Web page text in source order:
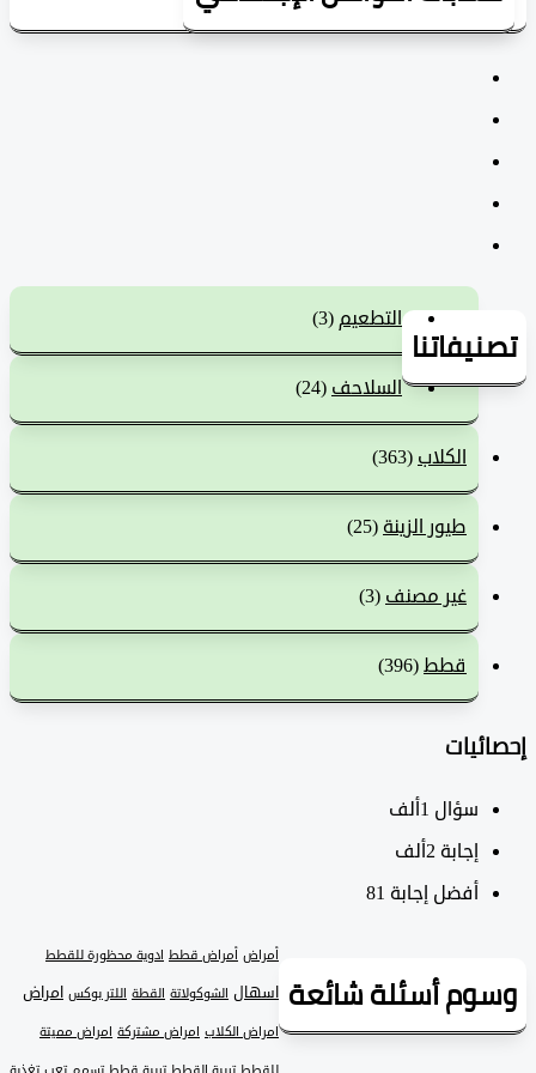
التطعيم(3)
السلاحف(24)
الكلاب(363)
طيور الزينة (25)
غير مصنف(3)
قطط (396)
سؤال1ألف
‫إجابة 2ألف
أفضل إجابة 81
أسئلة شائعة
أمراض قطط ادوية محظورة للقطط
اسهال الشوكولاتة القطة اللتر بوكس امراض
امراض الكلاب امراض مشتركة امراض مميتة